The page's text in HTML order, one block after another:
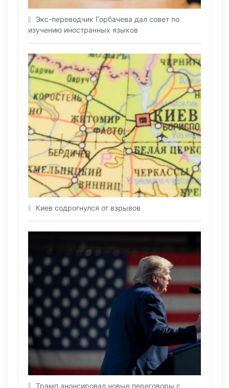
Экс-переводчик Горбачева дал совет по
изучению иностранных языков
Киев содрогнулся от взрывов
Трамп анонсировал новые переговоры с